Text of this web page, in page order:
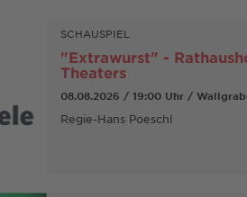
SCHAUSPIEL
"Extrawurst" -
Theaters
08.08.2026 / 19:00 Uhr /
Regie-Hans Poeschl